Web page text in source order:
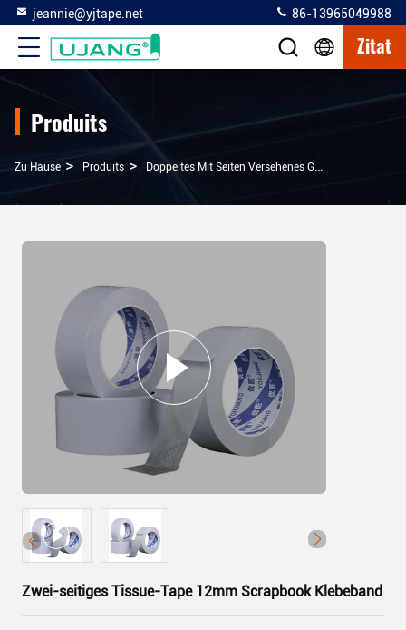
jeannie@yjtape.net 86-13965049988
Zitat
Produits
Zu Hause > Produits > Doppeltes Mit Seiten Versehenes Gewebe-Band
Zwei-seitiges Tissue-Tape 12mm Scrapbook Klebeband